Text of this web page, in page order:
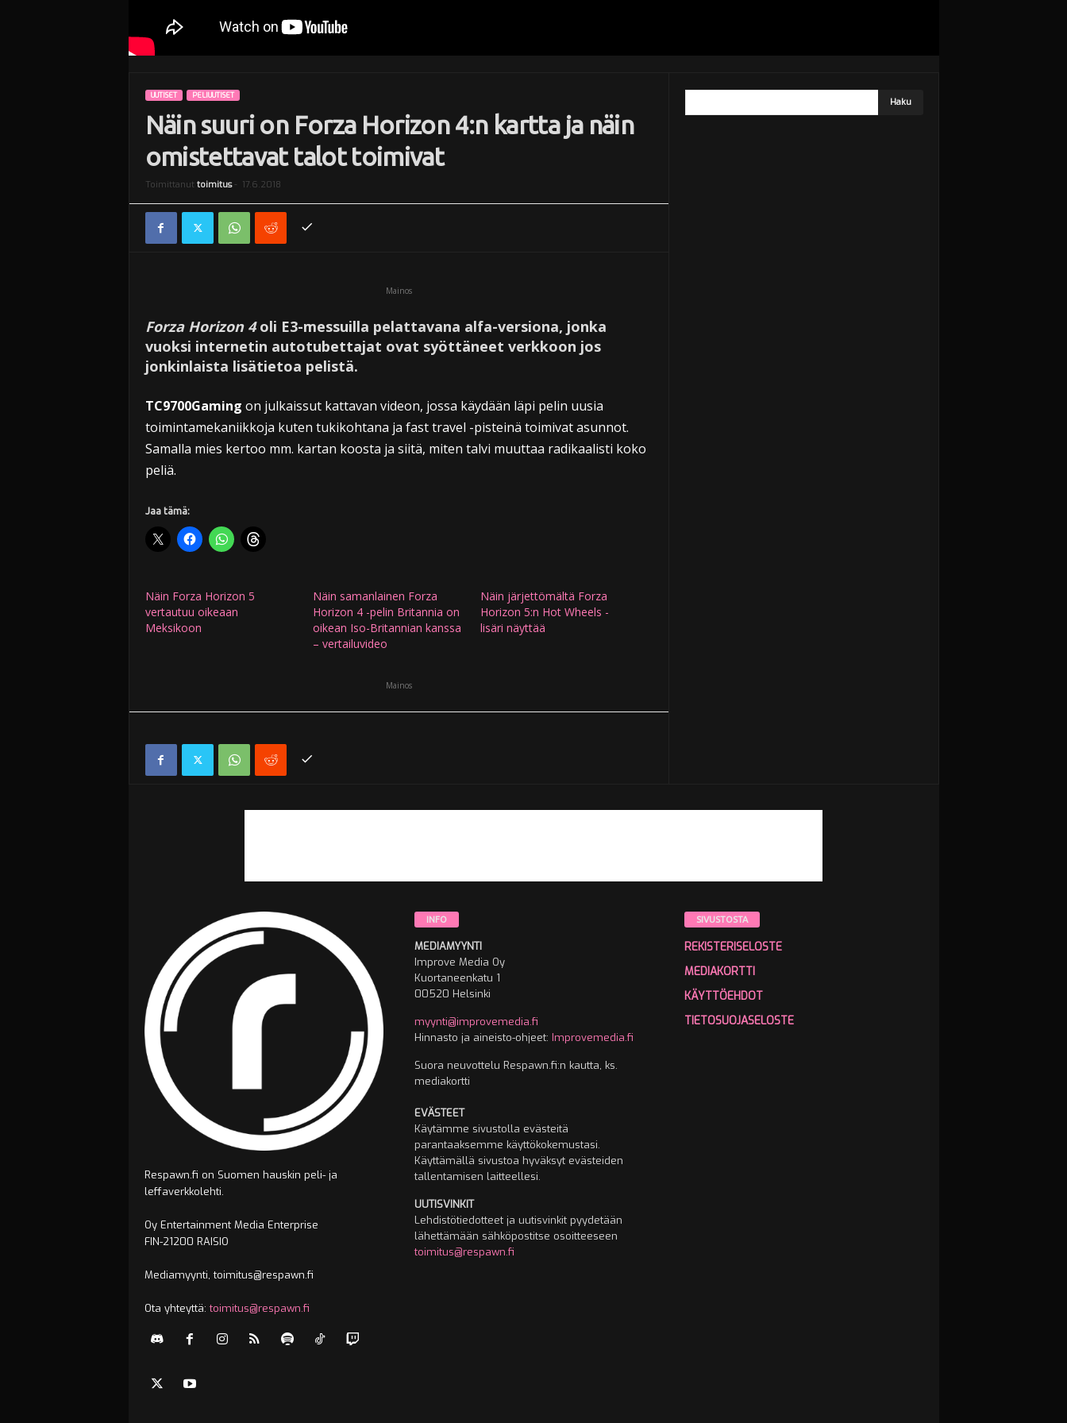
UUTISET PELIUUTISET
Näin suuri on Forza Horizon 4:n kartta ja näin
omistettavat talot toimivat
Toimittanut toimitus- 17.6.2018
Mainos
Forza Horizon 4oli E3-messuilla pelattavana alfa-versiona, jonka
vuoksi internetin autotubettajat ovat syöttäneet verkkoon jos
jonkinlaista lisätietoa pelistä.
TC9700Gaming on julkaissut kattavan videon, jossa käydään läpi pelin uusia
toimintamekaniikkoja kuten tukikohtana ja fast travel -pisteinä toimivat asunnot.
Samalla mies kertoo mm. kartan koosta ja siitä, miten talvi muuttaa radikaalisti koko
peliä.
Jaa tämä:
Näin Forza Horizon 5
vertautuu oikeaan
Meksikoon
Näin samanlainen Forza
Horizon 4 -pelin Britannia on
oikean Iso-Britannian kanssa
– vertailuvideo
Näin järjettömältä Forza
Horizon 5:n Hot Wheels -
lisäri näyttää
Mainos
Respawn.fi on Suomen hauskin peli- ja
leffaverkkolehti.
Oy Entertainment Media Enterprise
FIN-21200 RAISIO
Mediamyynti, toimitus@respawn.fi
Ota yhteyttä:toimitus@respawn.fi
INFO
MEDIAMYYNTI
Improve Media Oy
Kuortaneenkatu 1
00520 Helsinki
myynti@improvemedia.fi
Hinnasto ja aineisto-ohjeet: Improvemedia.fi
Suora neuvottelu Respawn.fi:n kautta, ks.
mediakortti
EVÄSTEET
Käytämme sivustolla evästeitä
parantaaksemme käyttökokemustasi.
Käyttämällä sivustoa hyväksyt evästeiden
tallentamisen laitteellesi.
UUTISVINKIT
Lehdistötiedotteet ja uutisvinkit pyydetään
lähettämään sähköpostitse osoitteeseen
toimitus@respawn.fi
SIVUSTOSTA
REKISTERISELOSTE
MEDIAKORTTI
KÄYTTÖEHDOT
TIETOSUOJASELOSTE